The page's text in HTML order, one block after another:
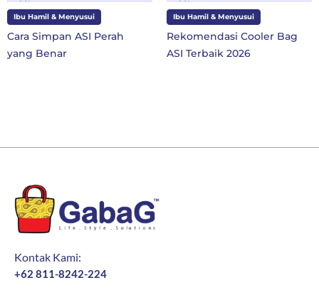
Ibu Hamil & Menyusui
Cara Simpan ASI Perah
yang Benar
Ibu Hamil & Menyusui
Rekomendasi Cooler Bag
ASI Terbaik 2026
Kontak Kami:
+62 811-8242-224